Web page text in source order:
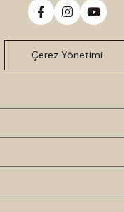
Çerez Yönetimi